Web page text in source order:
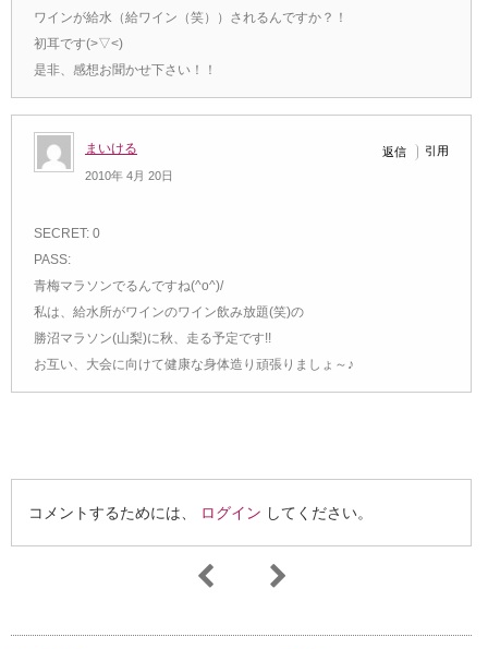
ワインが給水（給ワイン（笑））されるんですか？！
初耳です(>▽<)
是非、感想お聞かせ下さい！！
まいける
2010年 4月 20日
返信 引用
SECRET: 0
PASS:
青梅マラソンでるんですね(^o^)/
私は、給水所がワインのワイン飲み放題(笑)の
勝沼マラソン(山梨)に秋、走る予定です!!
お互い、大会に向けて健康な身体造り頑張りましょ～♪
コメントするためには、 ログイン してください。